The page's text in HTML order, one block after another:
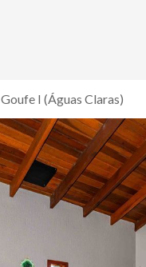
Goufe I (Águas Claras)